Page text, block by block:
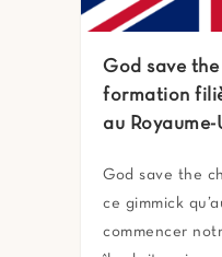
God save the
formation
au Royaume-
God save the
ce gimmick
commencer